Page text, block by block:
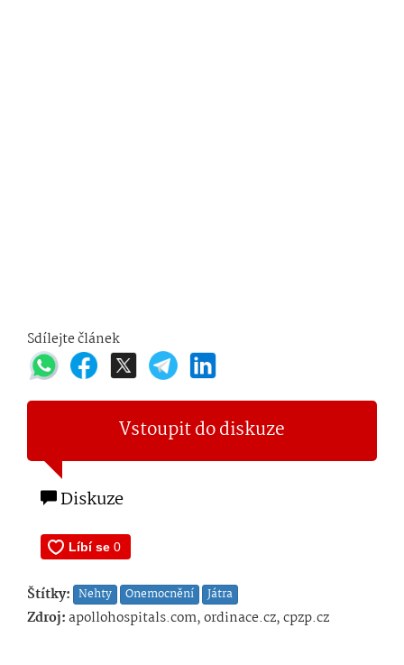
Sdílejte článek
Vstoupit do diskuze
Diskuze
Štítky: Nehty Onemocnění Játra
Zdroj:apollohospitals.com, ordinace.cz, cpzp.cz